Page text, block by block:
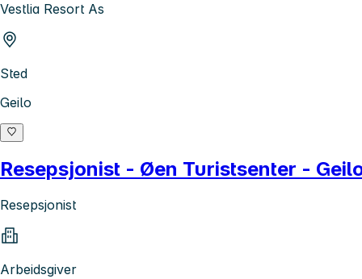
Vestlia Resort As
Sted
Geilo
Resepsjonist - Øen Turistsenter -
Resepsjonist
Arbeidsgiver